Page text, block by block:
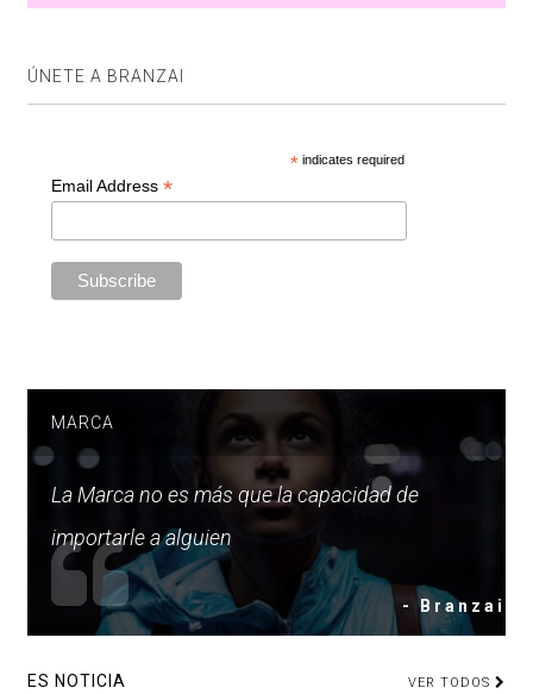
ÚNETE A BRANZAI
* indicates required
Email Address *
MARCA
La Marca no es más que la capacidad de
importarle a alguien
- Branzai
ES NOTICIA VER TODOS